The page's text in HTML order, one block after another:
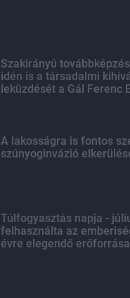
Szakirányú
idén is a társadalmi
leküzdését a Gál Ferenc
A lakosságra is fontos
szúnyoginvázió
Túlfogyasztás napja -
felhasználta az
évre elegendő